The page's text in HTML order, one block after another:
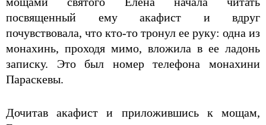
посвященный ему акафист и вдруг
почувствовала, что кто-­то тронул ее руку: одна из
монахинь, проходя мимо, вложила в ее ладонь
записку. Это был номер телефона монахини
Параскевы.
Дочитав акафист и приложившись к мощам,